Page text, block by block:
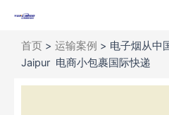
首页 > 运输案例 > 电子烟从中
Jaipur 电商小包裹国际快递